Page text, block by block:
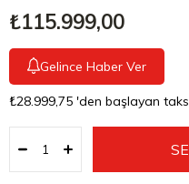
₺115.999,00
Gelince Haber Ver
₺28.999,75 'den başlayan